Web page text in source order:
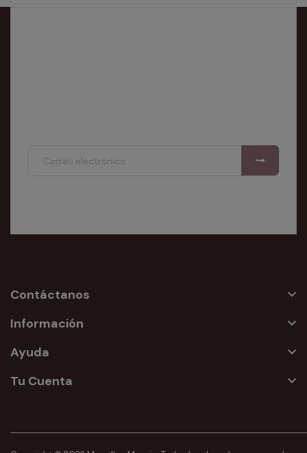
Contáctanos

Información

Ayuda

Tu Cuenta
